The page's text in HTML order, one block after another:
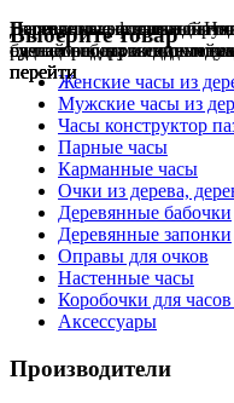
Гравировка на часах
сделай подарок
перейти
Деревянные флешкии
сделаем подарок
перейти
Настенные резныечасы
ручная работа в
перейти
Парные часыотличный
на годовщину или
перейти
Деревянные оправыдля
будь стильным всегда и
перейти
Выберите товар
Женские часы из
Мужские часы из
Часы конструктор
Парные часы
Карманные часы
Очки из дерева,
Деревянные бабочки
Деревянные запонки
Оправы для очков
Настенные часы
Коробочки для часов
Аксессуары
Производители